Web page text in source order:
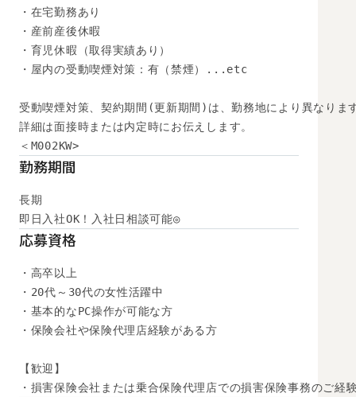
・在宅勤務あり
・産前産後休暇
・育児休暇（取得実績あり）
・屋内の受動喫煙対策：有（禁煙）...etc
受動喫煙対策、契約期間(更新期間)は、勤務地により異なりま
詳細は面接時または内定時にお伝えします。
＜M002KW>
勤務期間
長期
即日入社OK！入社日相談可能◎
応募資格
・高卒以上
・20代～30代の女性活躍中
・基本的なPC操作が可能な方
・保険会社や保険代理店経験がある方
【歓迎】
・損害保険会社または乗合保険代理店での損害保険事務のご経